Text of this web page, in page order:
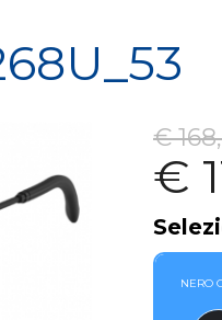
€
€
NERO